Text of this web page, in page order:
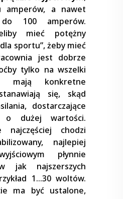
amperów, a nawet
100 amperów.
mieć potężny
sportu”, żeby mieć
jest dobrze
tylko na wszelki
mają konkretne
się, skąd
dostarczające
o dużej wartości.
najczęściej chodzi
najlepiej
płynnie
jak najszerszych
1…30 woltów.
ma być ustalone,